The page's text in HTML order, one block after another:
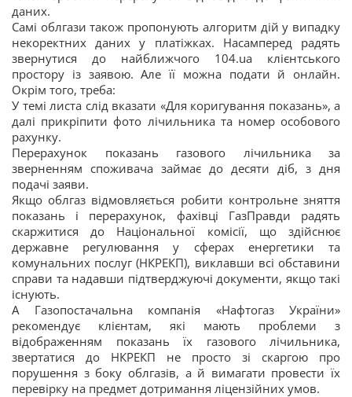
даних.
Самі облгази також пропонують алгоритм дій у випадку
некоректних даних у платіжках. Насамперед радять
звернутися до найближчого 104.ua клієнтського
простору із заявою. Але її можна подати й онлайн.
Окрім того, треба:
У темі листа слід вказати «Для коригування показань», а
далі прикріпити фото лічильника та номер особового
рахунку.
Перерахунок показань газового лічильника за
зверненням споживача займає до десяти діб, з дня
подачі заяви.
Якщо облгаз відмовляється робити контрольне зняття
показань і перерахунок, фахівці ГазПравди радять
скаржитися до Національної комісії, що здійснює
державне регулювання у сферах енергетики та
комунальних послуг (НКРЕКП), виклавши всі обставини
справи та надавши підтверджуючі документи, якщо такі
існують.
А Газопостачальна компанія «Нафтогаз України»
рекомендує клієнтам, які мають проблеми з
відображенням показань їх газового лічильника,
звертатися до НКРЕКП не просто зі скаргою про
порушення з боку облгазів, а й вимагати провести їх
перевірку на предмет дотримання ліцензійних умов.